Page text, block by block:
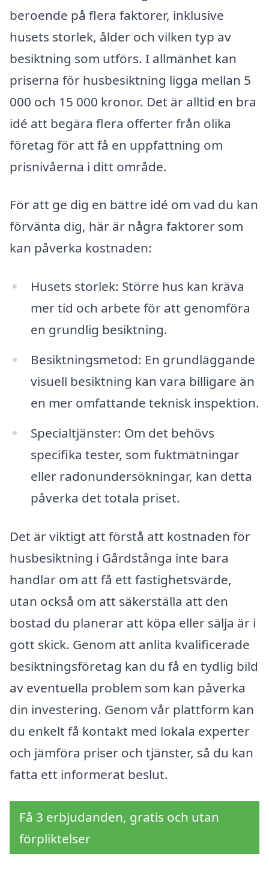
beroende på flera faktorer, inklusive
husets storlek, ålder och vilken typ av
besiktning som utförs. I allmänhet kan
priserna för husbesiktning ligga mellan 5
000 och 15 000 kronor. Det är alltid en bra
idé att begära flera offerter från olika
företag för att få en uppfattning om
prisnivåerna i ditt område.
För att ge dig en bättre idé om vad du kan
förvänta dig, här är några faktorer som
kan påverka kostnaden:
Husets storlek: Större hus kan kräva
mer tid och arbete för att genomföra
en grundlig besiktning.
Besiktningsmetod: En grundläggande
visuell besiktning kan vara billigare än
en mer omfattande teknisk inspektion.
Specialtjänster: Om det behövs
specifika tester, som fuktmätningar
eller radonundersökningar, kan detta
påverka det totala priset.
Det är viktigt att förstå att kostnaden för
husbesiktning i Gårdstånga inte bara
handlar om att få ett fastighetsvärde,
utan också om att säkerställa att den
bostad du planerar att köpa eller sälja är i
gott skick. Genom att anlita kvalificerade
besiktningsföretag kan du få en tydlig bild
av eventuella problem som kan påverka
din investering. Genom vår plattform kan
du enkelt få kontakt med lokala experter
och jämföra priser och tjänster, så du kan
fatta ett informerat beslut.
Få 3 erbjudanden, gratis och utan
förpliktelser